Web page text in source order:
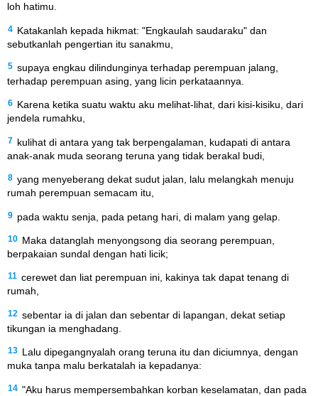
loh hatimu.
4 Katakanlah kepada hikmat: "Engkaulah saudaraku" dan
sebutkanlah pengertian itu sanakmu,
5 supaya engkau dilindunginya terhadap perempuan jalang,
terhadap perempuan asing, yang licin perkataannya.
6 Karena ketika suatu waktu aku melihat-lihat, dari kisi-kisiku, dari
jendela rumahku,
7 kulihat di antara yang tak berpengalaman, kudapati di antara
anak-anak muda seorang teruna yang tidak berakal budi,
8 yang menyeberang dekat sudut jalan, lalu melangkah menuju
rumah perempuan semacam itu,
9 pada waktu senja, pada petang hari, di malam yang gelap.
10 Maka datanglah menyongsong dia seorang perempuan,
berpakaian sundal dengan hati licik;
11 cerewet dan liat perempuan ini, kakinya tak dapat tenang di
rumah,
12 sebentar ia di jalan dan sebentar di lapangan, dekat setiap
tikungan ia menghadang.
13 Lalu dipegangnyalah orang teruna itu dan diciumnya, dengan
muka tanpa malu berkatalah ia kepadanya:
14 "Aku harus mempersembahkan korban keselamatan, dan pada